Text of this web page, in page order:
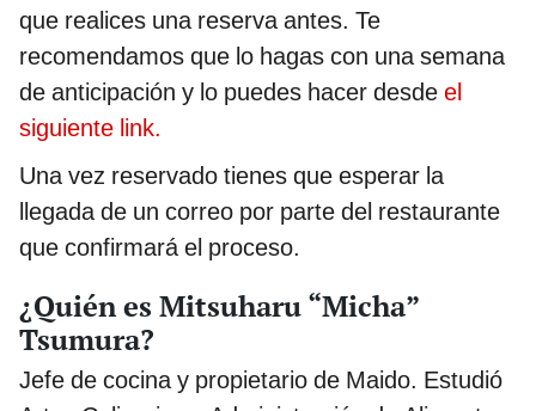
que realices una reserva antes. Te
recomendamos que lo hagas con una semana
de anticipación y lo puedes hacer desde el
siguiente link.
Una vez reservado tienes que esperar la
llegada de un correo por parte del restaurante
que confirmará el proceso.
¿Quién es Mitsuharu “Micha”
Tsumura?
Jefe de cocina y propietario de Maido. Estudió